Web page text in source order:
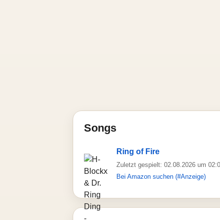
Songs
Ring of Fire
Zuletzt gespielt: 02.08.2026 um
Bei Amazon suchen (#Anzeige)